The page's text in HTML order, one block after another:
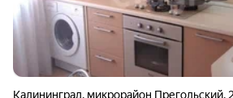
Калининград, микрорайон Прегольский,